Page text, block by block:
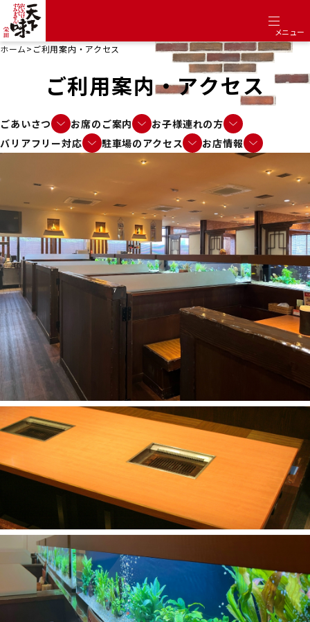
メニュー
ホーム> ご利用案内・アクセス
ご利用案内・アクセス
ごあいさつ お席のご案内
お子様連れの方
バリアフリー対応
駐車場のアクセス お店情報